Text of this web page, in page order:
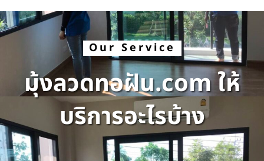
Our Service
มุ้งลวดทอฝัน.com ให้
บริการอะไรบ้าง